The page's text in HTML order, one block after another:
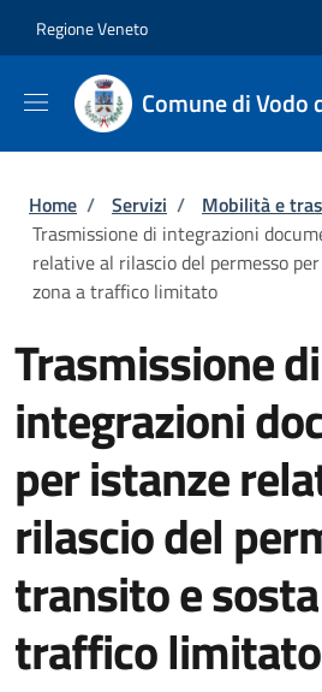
Regione Veneto
Comune di Vodo
Briciole di pane
Home / Servizi / Mobilità e
Trasmissione di integrazioni
relative al rilascio del permesso
zona a traffico limitato
Trasmissione di
integrazioni
per istanze
rilascio del
transito e
traffico limitato